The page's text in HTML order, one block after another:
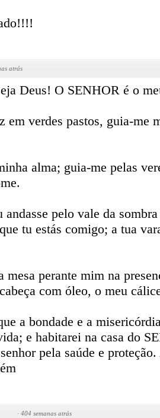
atrás
Deus! O SENHOR é o
em verdes pastos, guia-me
alma; guia-me pelas
andasse pelo vale da
tu estás comigo; a tua
mesa perante mim na
com óleo, o meu
a bondade e a
e habitarei na casa do
pela saúde e
· 404 semanas atrás